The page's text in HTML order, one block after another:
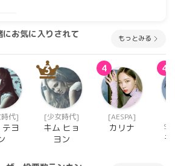
お気に入りされて
もっとみる
代]
ヨ
3
[少女時代]
キム ヒョ
ヨン
4
[AESPA]
カリナ
4
キ